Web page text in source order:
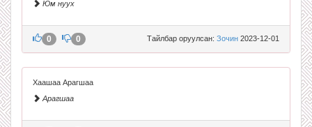
Юм нуух
Тайлбар оруулсан: Зочин 2023-12-01
0 0
Хаашаа Арагшаа
Арагшаа